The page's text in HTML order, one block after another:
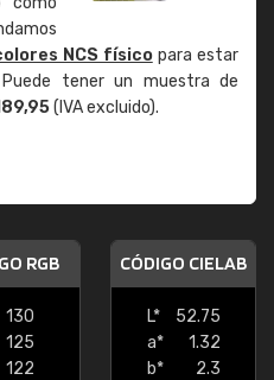
NCS físicopara estar
tener un muestra de
(IVA excluido).
RGB
130
125
122
CÓDIGO CIELAB
L*
52.75
a*
1.32
b*
2.3